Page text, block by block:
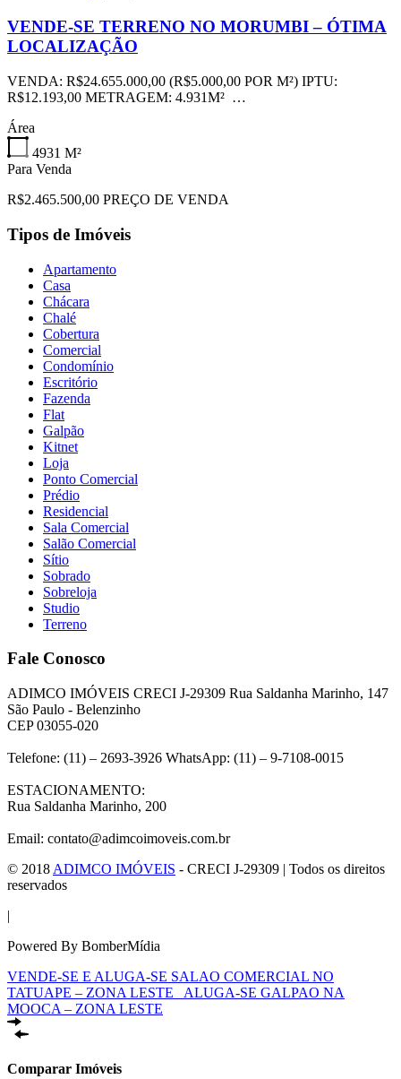
VENDE-SE TERRENO NO MORUMBI – ÓTIMA
LOCALIZAÇÃO
VENDA: R$24.655.000,00 (R$5.000,00 POR M²) IPTU:
R$12.193,00 METRAGEM: 4.931M² …
Área
4931 M²
Para Venda
R$2.465.500,00 PREÇO DE VENDA
Tipos de Imóveis
Apartamento
Casa
Chácara
Chalé
Cobertura
Comercial
Condomínio
Escritório
Fazenda
Flat
Galpão
Kitnet
Loja
Ponto Comercial
Prédio
Residencial
Sala Comercial
Salão Comercial
Sítio
Sobrado
Sobreloja
Studio
Terreno
Fale Conosco
ADIMCO IMÓVEIS CRECI J-29309 Rua Saldanha Marinho, 147
São Paulo - Belenzinho
CEP 03055-020
Telefone: (11) – 2693-3926 WhatsApp: (11) – 9-7108-0015
ESTACIONAMENTO:
Rua Saldanha Marinho, 200
Email: contato@adimcoimoveis.com.br
© 2018 ADIMCO IMÓVEIS - CRECI J-29309 | Todos os direitos
reservados
|
Powered By BomberMídia
VENDE-SE E ALUGA-SE SALAO COMERCIAL NO
TATUAPE – ZONA LESTE
ALUGA-SE GALPAO NA
MOOCA – ZONA LESTE
Comparar Imóveis